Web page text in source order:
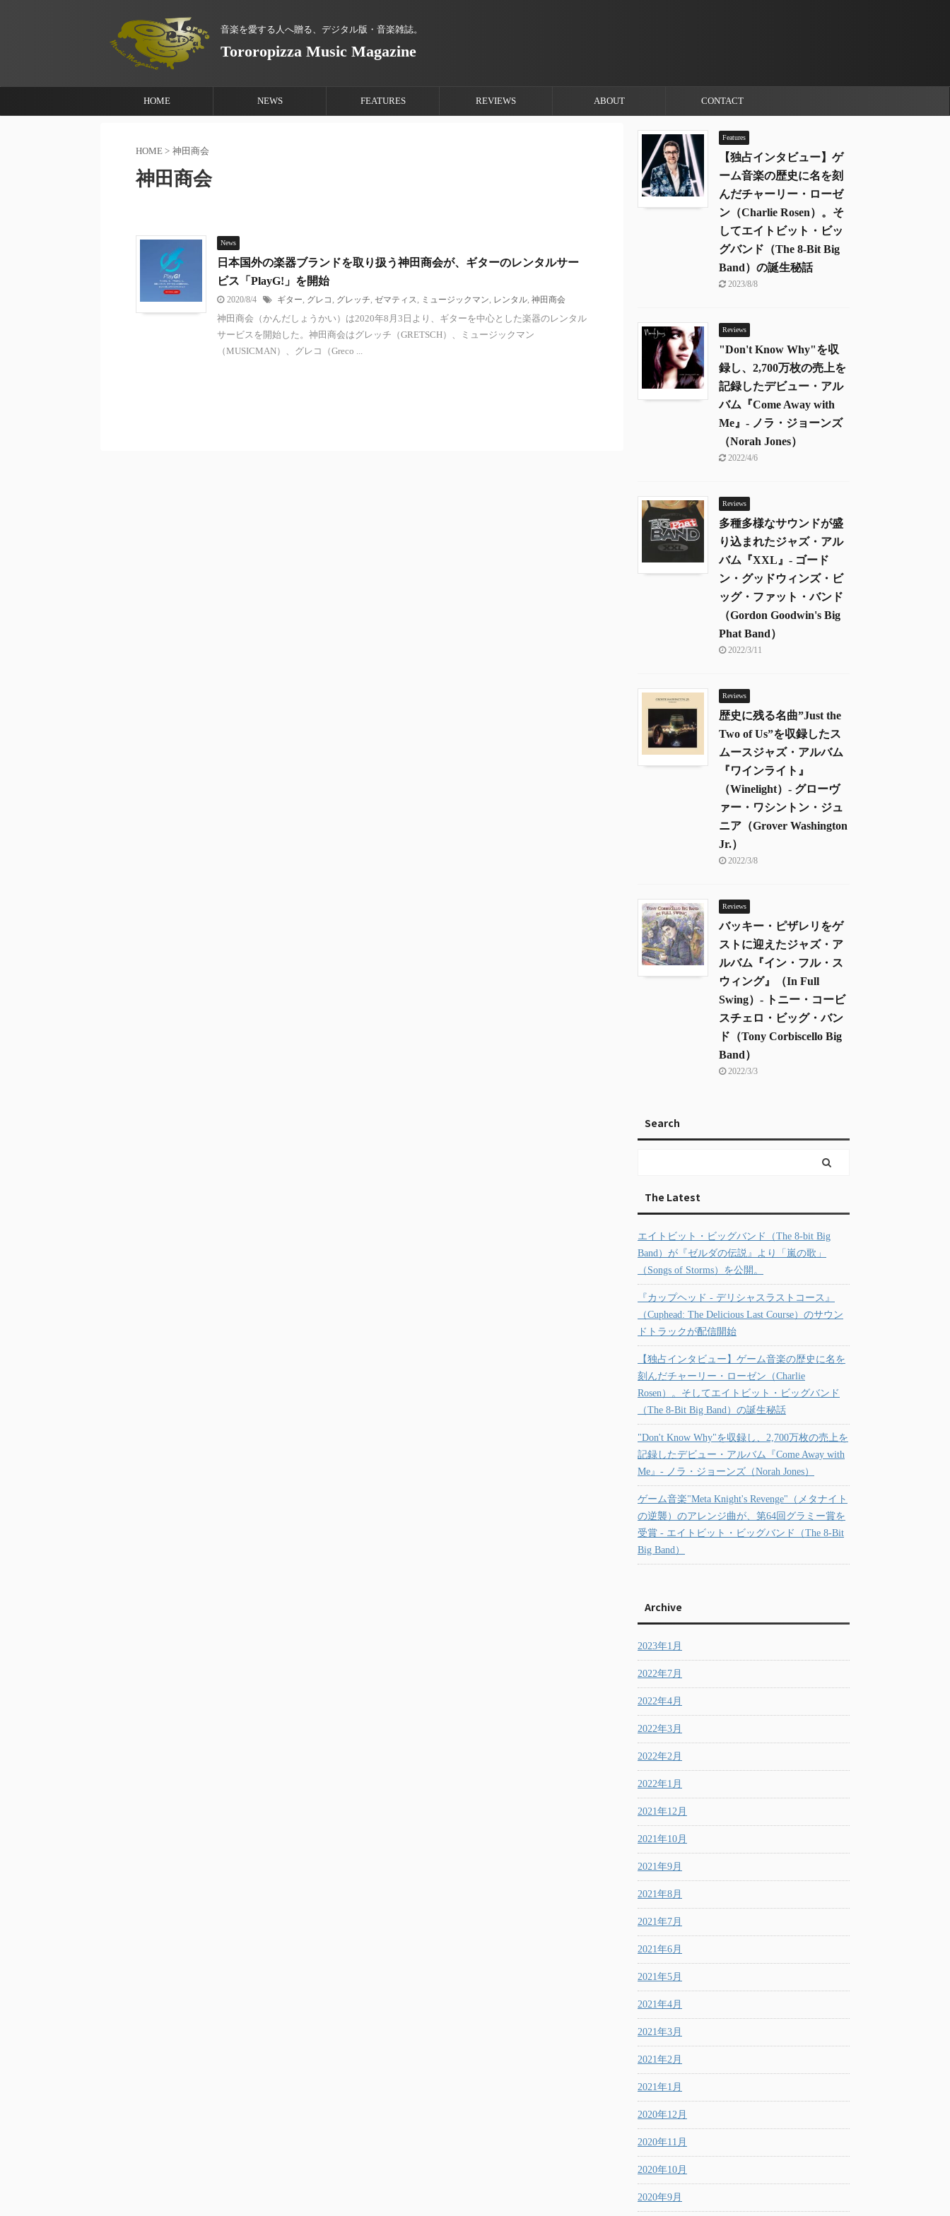
音楽を愛する人へ贈る、デジタル版・音楽雑誌。
Tororopizza Music Magazine
HOME NEWS FEATURES REVIEWS ABOUT CONTACT
HOME > 神田商会
神田商会
News
日本国外の楽器ブランドを取り扱う神田商会が、ギターのレンタルサー
ビス「PlayG!」を開始
2020/8/4 ギター グレコ グレッチ ゼマティス ミュージックマン レンタル 神田商会
神田商会（かんだしょうかい）は2020年8月3日より、ギターを中心とした楽器のレンタル
サービスを開始した。神田商会はグレッチ（GRETSCH）、ミュージックマン
（MUSICMAN）、グレコ（Greco ...
Features
【独占インタビュー】ゲ
ーム音楽の歴史に名を刻
んだチャーリー・ローゼ
ン（Charlie Rosen）。そ
してエイトビット・ビッ
グバンド（The 8-Bit Big
Band）の誕生秘話
2023/8/8
Reviews
"Don't Know Why"を収
録し、2,700万枚の売上を
記録したデビュー・アル
バム『Come Away with
Me』- ノラ・ジョーンズ
（Norah Jones）
2022/4/6
Reviews
多種多様なサウンドが盛
り込まれたジャズ・アル
バム『XXL』- ゴード
ン・グッドウィンズ・ビ
ッグ・ファット・バンド
（Gordon Goodwin's Big
Phat Band）
2022/3/11
Reviews
歴史に残る名曲”Just the
Two of Us”を収録したス
ムースジャズ・アルバム
『ワインライト』
（Winelight）- グローヴ
ァー・ワシントン・ジュ
ニア（Grover Washington
Jr.）
2022/3/8
Reviews
バッキー・ピザレリをゲ
ストに迎えたジャズ・ア
ルバム『イン・フル・ス
ウィング』（In Full
Swing）- トニー・コービ
スチェロ・ビッグ・バン
ド（Tony Corbiscello Big
Band）
2022/3/3
Search
The Latest
エイトビット・ビッグバンド（The 8-bit Big
Band）が『ゼルダの伝説』より「嵐の歌」
（Songs of Storms）を公開。
『カップヘッド - デリシャスラストコース』
（Cuphead: The Delicious Last Course）のサウン
ドトラックが配信開始
【独占インタビュー】ゲーム音楽の歴史に名を
刻んだチャーリー・ローゼン（Charlie
Rosen）。そしてエイトビット・ビッグバンド
（The 8-Bit Big Band）の誕生秘話
"Don't Know Why"を収録し、2,700万枚の売上を
記録したデビュー・アルバム『Come Away with
Me』- ノラ・ジョーンズ（Norah Jones）
ゲーム音楽"Meta Knight's Revenge"（メタナイト
の逆襲）のアレンジ曲が、第64回グラミー賞を
受賞 - エイトビット・ビッグバンド（The 8-Bit
Big Band）
Archive
2023年1月
2022年7月
2022年4月
2022年3月
2022年2月
2022年1月
2021年12月
2021年10月
2021年9月
2021年8月
2021年7月
2021年6月
2021年5月
2021年4月
2021年3月
2021年2月
2021年1月
2020年12月
2020年11月
2020年10月
2020年9月